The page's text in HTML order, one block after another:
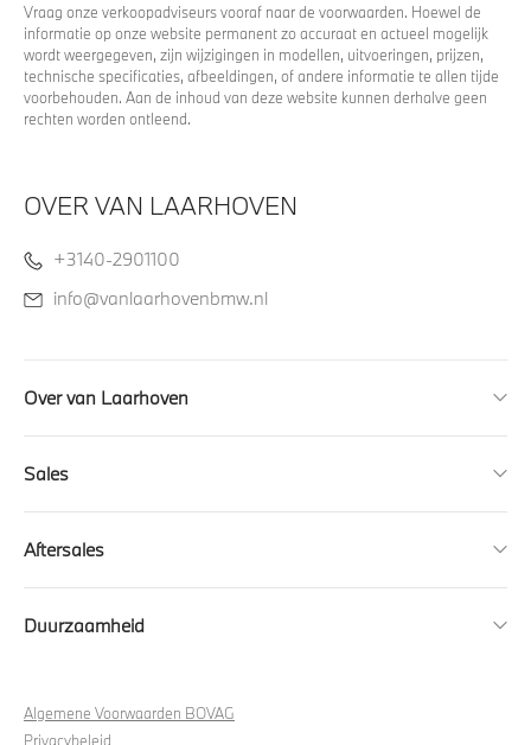
Vraag onze verkoopadviseurs vooraf naar de voorwaarden. Hoewel de
informatie op onze website permanent zo accuraat en actueel mogelijk
wordt weergegeven, zijn wijzigingen in modellen, uitvoeringen, prijzen,
technische specificaties, afbeeldingen, of andere informatie te allen tijde
voorbehouden. Aan de inhoud van deze website kunnen derhalve geen
rechten worden ontleend.
OVER VAN LAARHOVEN
+3140-2901100
info@vanlaarhovenbmw.nl
Over van Laarhoven
Sales
Aftersales
Duurzaamheid
Algemene Voorwaarden BOVAG
Privacybeleid